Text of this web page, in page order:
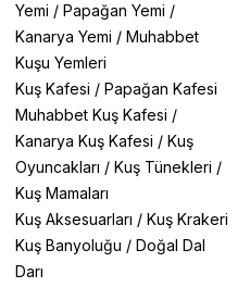
Yemi / Papağan Yemi /
Kanarya Yemi / Muhabbet
Kuşu Yemleri
Kuş Kafesi / Papağan Kafesi
Muhabbet Kuş Kafesi /
Kanarya Kuş Kafesi / Kuş
Oyuncakları / Kuş Tünekleri /
Kuş Mamaları
Kuş Aksesuarları / Kuş Krakeri
Kuş Banyoluğu / Doğal Dal
Darı